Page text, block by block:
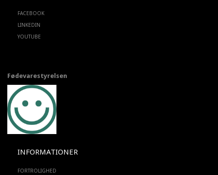
FACEBOOK
LINKEDIN
YOUTUBE
Fødevarestyrelsen
INFORMATIONER
FORTROLIGHED